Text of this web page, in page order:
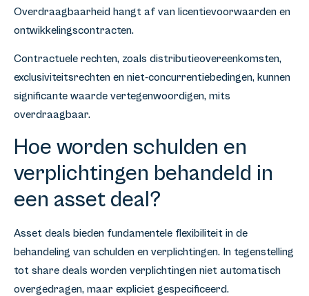
Overdraagbaarheid hangt af van licentievoorwaarden en
ontwikkelingscontracten.
Contractuele rechten, zoals distributieovereenkomsten,
exclusiviteitsrechten en niet-concurrentiebedingen, kunnen
significante waarde vertegenwoordigen, mits
overdraagbaar.
Hoe worden schulden en
verplichtingen behandeld in
een asset deal?
Asset deals bieden fundamentele flexibiliteit in de
behandeling van schulden en verplichtingen. In tegenstelling
tot share deals worden verplichtingen niet automatisch
overgedragen, maar expliciet gespecificeerd.